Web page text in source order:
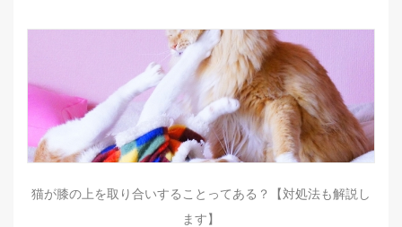
猫が膝の上を取り合いすることってある？【対処法も解説し
ます】